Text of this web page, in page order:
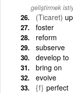
geliştirmek
(Ticaret)
foster
reform
subserve
develop to
bring on
evoive
{f} perfect